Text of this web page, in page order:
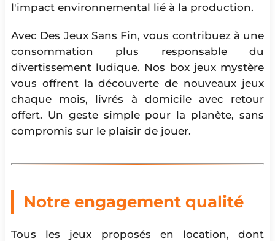
l'impact environnemental lié à la production.
Avec Des Jeux Sans Fin, vous contribuez à une
consommation plus responsable du
divertissement ludique. Nos box jeux mystère
vous offrent la découverte de nouveaux jeux
chaque mois, livrés à domicile avec retour
offert. Un geste simple pour la planète, sans
compromis sur le plaisir de jouer.
Notre engagement qualité
Tous les jeux proposés en location, dont